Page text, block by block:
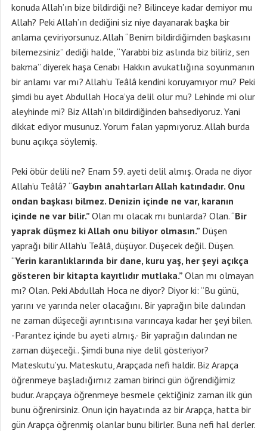
konuda Allah’ın bize bildirdiği ne? Bilinceye kadar demiyor mu
Allah? Peki Allah’ın dediğini siz niye dayanarak başka bir
anlama çeviriyorsunuz. Allah “Benim bildirdiğimden başkasını
bilemezsiniz” dediği halde, “Yarabbi biz aslında biz biliriz, sen
bakma” diyerek haşa Cenabı Hakkın avukatlığına soyunmanın
bir anlamı var mı? Allah’u Teâlâ kendini koruyamıyor mu? Peki
şimdi bu ayet Abdullah Hoca’ya delil olur mu? Lehinde mi olur
aleyhinde mi? Biz Allah’ın bildirdiğinden bahsediyoruz. Yani
dikkat ediyor musunuz. Yorum falan yapmıyoruz. Allah burda
bunu açıkça söylemiş.
Peki öbür delili ne? Enam 59. ayeti delil almış. Orada ne diyor
Allah’u Teâlâ? “Gaybın anahtarları Allah katındadır. Onu
ondan başkası bilmez. Denizin içinde ne var, karanın
içinde ne var bilir.” Olan mı olacak mı bunlarda? Olan. “Bir
yaprak düşmez ki Allah onu biliyor olmasın.” Düşen
yaprağı bilir Allah’u Teâlâ, düşüyor. Düşecek değil. Düşen.
“Yerin karanlıklarında bir dane, kuru yaş, her şeyi açıkça
gösteren bir kitapta kayıtlıdır mutlaka.” Olan mı olmayan
mı? Olan. Peki Abdullah Hoca ne diyor? Diyor ki: “Bu günü,
yarını ve yarında neler olacağını. Bir yaprağın bile dalından
ne zaman düşeceği ayrıntısına varıncaya kadar her şeyi bilen.
-Parantez içinde bu ayeti almış.- Bir yaprağın dalından ne
zaman düşeceği.. Şimdi buna niye delil gösteriyor?
Mateskutu’yu. Mateskutu, Arapçada nefi haldir. Biz Arapça
öğrenmeye başladığımız zaman birinci gün öğrendiğimiz
budur. Arapçaya öğrenmeye besmele çektiğiniz zaman ilk gün
bunu öğrenirsiniz. Onun için hayatında az bir Arapça, hatta bir
gün Arapça öğrenmiş olanlar bunu bilirler. Buna nefi hal derler.